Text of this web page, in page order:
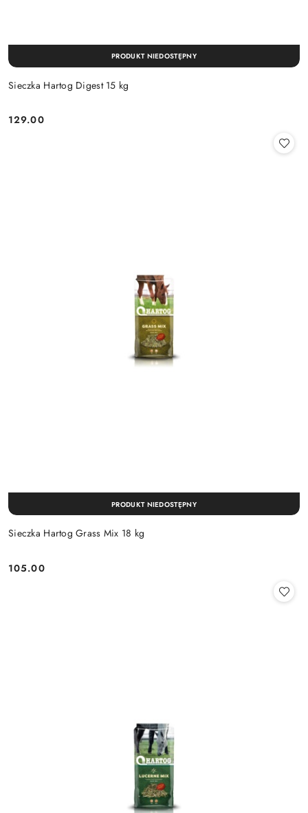
Sieczka Hartog Digest 15 kg
Cena:
129.00
PRODUKT NIEDOSTĘPNY
Sieczka Hartog Grass Mix 18 kg
Cena:
105.00
PRODUKT NIEDOSTĘPNY